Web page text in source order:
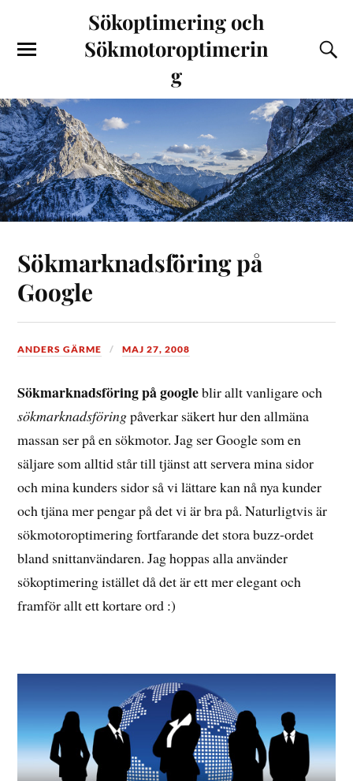
Sökoptimering och
Sökmotoroptimerin
g
Sökmarknadsföring på
Google
ANDERS GÄRME MAJ 27, 2008
Sökmarknadsföring på googleblir allt vanligare och
sökmarknadsföringpåverkar säkert hur den allmäna
massan ser på en sökmotor. Jag ser Google som en
säljare som alltid står till tjänst att servera mina sidor
och mina kunders sidor så vi lättare kan nå nya kunder
och tjäna mer pengar på det vi är bra på. Naturligtvis är
sökmotoroptimering fortfarande det stora buzz-ordet
bland snittanvändaren. Jag hoppas alla använder
sökoptimering istället då det är ett mer elegant och
framför allt ett kortare ord :)